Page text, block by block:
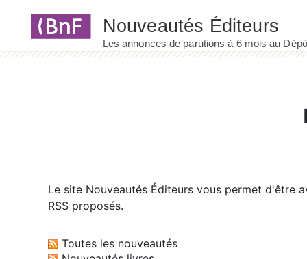
Le site Nouveautés Éditeurs vous permet d'être
RSS proposés.
Toutes les nouveautés